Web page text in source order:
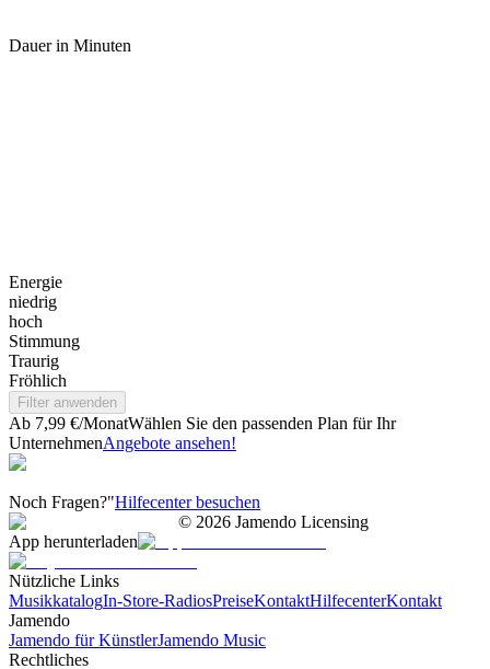
Dauer in Minuten
Energie
niedrig
hoch
Stimmung
Traurig
Fröhlich
Filter anwenden
Ab 7,99 €/MonatWählen Sie den passenden Plan für Ihr
UnternehmenAngebote ansehen!
Noch Fragen?"Hilfecenter besuchen
© 2026 Jamendo Licensing
App herunterladen
Nützliche Links
MusikkatalogIn-Store-RadiosPreiseKontaktHilfecenterKontakt
Jamendo
Jamendo für KünstlerJamendo Music
Rechtliches